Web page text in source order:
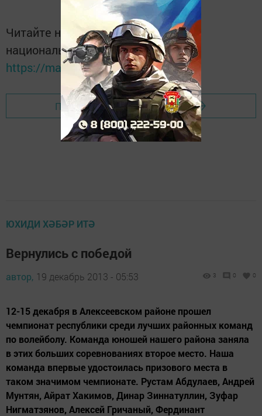
Читайте новости Татарстана в
национальном мессенджере MАХ:
https://max.ru/tatmedia
Перейти на страницу новости
ЮХИДИ ХӘБӘР ИТӘ
Вернулись с победой
автор, 19 декабрь 2013 - 05:53 3 0 0
12-15 декабря в Алексеевском районе прошел
чемпионат республики среди лучших районных команд
по волейболу. Команда юношей нашего района заняла
в этих больших соревнованиях второе место. Наша
команда впервые удостоилась призового места в
таком значимом чемпионате. Рустам Абдулаев, Андрей
Мунтян, Айрат Хакимов, Динар Зиннатуллин, Зуфар
Нигматзянов, Алексей Гричаный, Фердинант